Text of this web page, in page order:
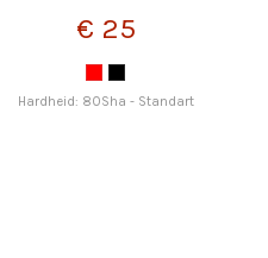
€ 25
Hardheid: 80Sha - Standart